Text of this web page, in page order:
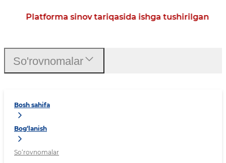
Platforma sinov tariqasida ishga tushirilgan
Bosh sahifa
Bog‘lanish
So‘rovnomalar
So'rovnomalar